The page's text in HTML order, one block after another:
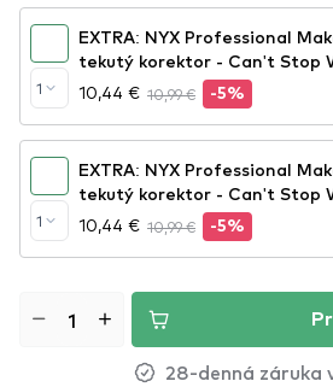
1
EXTRA: NYX Professional
tekutý korektor - Can't Stop
Stop Contour Concealer -
10,44 € 10,99 € -5%
1
EXTRA: NYX Professional
tekutý korektor - Can't Stop
Stop Contour Concealer -
Tan
10,44 € 10,99 € -5%
28-denná záruka